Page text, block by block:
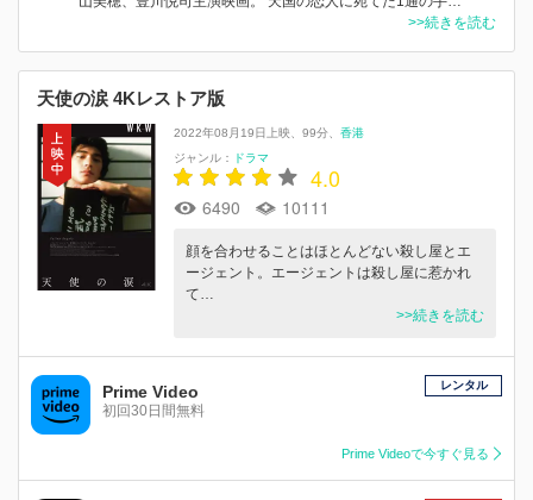
>>続きを読む
天使の涙 4Kレストア版
2022年08月19日上映 99分
香港
ジャンル：
ドラマ
4.0
6490 10111
顔を合わせることはほとんどない殺し屋とエ
ージェント。エージェントは殺し屋に惹かれ
て…
>>続きを読む
Prime Video
初回30日間無料
レンタル
Prime Videoで今すぐ見る